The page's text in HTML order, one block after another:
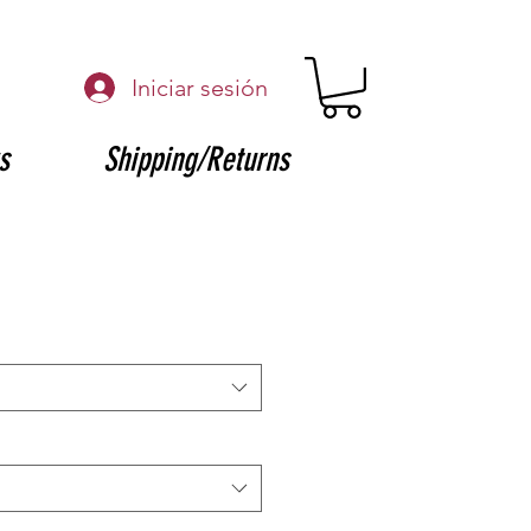
Iniciar sesión
Shipping/Returns